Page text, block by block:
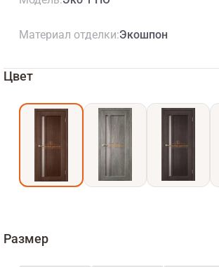
Материал отделки Экошпон
Цвет
Размер